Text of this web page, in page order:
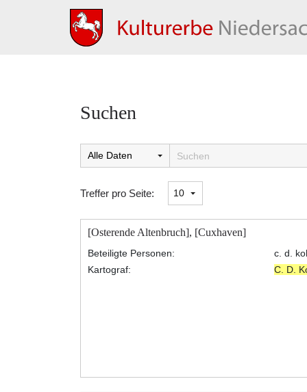
Suchen
Suchtreffer:
Treffer pro Seite:
[Osterende Altenbruch], [Cuxhaven]
Beteiligte Personen:
c. d.
Kartograf:
C. D.